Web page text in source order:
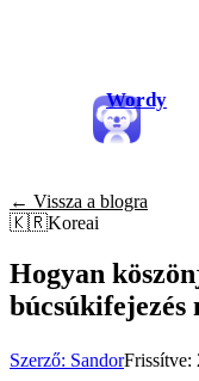
Wordy
← Vissza a blogra
🇰🇷Koreai
Hogyan
búcsúkifejezés
Szerző: SandorFrissítve: